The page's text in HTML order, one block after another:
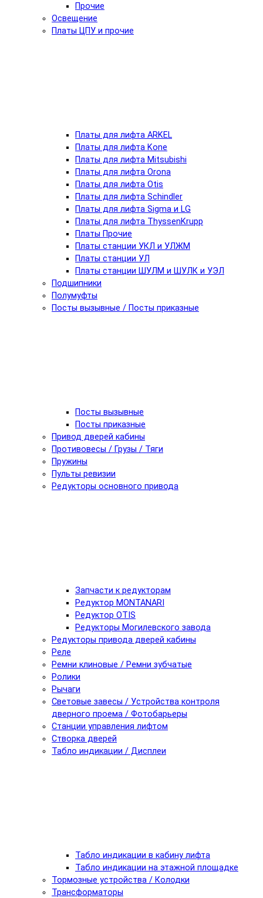
Прочие
Освещение
Платы ЦПУ и прочие
Платы для лифта ARKEL
Платы для лифта Kone
Платы для лифта Mitsubishi
Платы для лифта Orona
Платы для лифта Otis
Платы для лифта Schindler
Платы для лифта Sigma и LG
Платы для лифта ThyssenKrupp
Платы Прочие
Платы станции УКЛ и УЛЖМ
Платы станции УЛ
Платы станции ШУЛМ и ШУЛК и УЭЛ
Подшипники
Полумуфты
Посты вызывные / Посты приказные
Посты вызывные
Посты приказные
Привод дверей кабины
Противовесы / Грузы / Тяги
Пружины
Пульты ревизии
Редукторы основного привода
Запчасти к редукторам
Редуктор MONTANARI
Редуктор OTIS
Редукторы Могилевского завода
Редукторы привода дверей кабины
Реле
Ремни клиновые / Ремни зубчатые
Ролики
Рычаги
Световые завесы / Устройства контроля
дверного проема / Фотобарьеры
Станции управления лифтом
Створка дверей
Табло индикации / Дисплеи
Табло индикации в кабину лифта
Табло индикации на этажной площадке
Тормозные устройства / Колодки
Трансформаторы